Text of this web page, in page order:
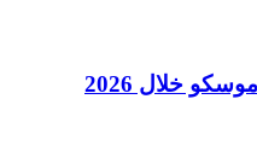
خلال 2026